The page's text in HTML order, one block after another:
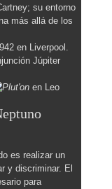
su entorno
más allá de los
en Liverpool.
Júpiter
en Leo
es realizar un
y discriminar. El
para